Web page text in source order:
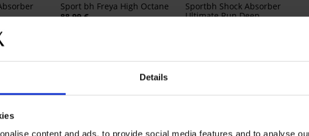
Details
content and ads, to provide social media features and to analyse
Sport bh Freya High Octane
88,99 €
Sportbh Shock Absorber
Ultimate Run Deep
Ontdek vergelijkbare stukken